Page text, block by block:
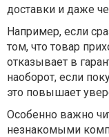
доставки и даже
Например, если
том, что товар
отказывает в
наоборот, если
это повышает
Особенно важно
незнакомыми